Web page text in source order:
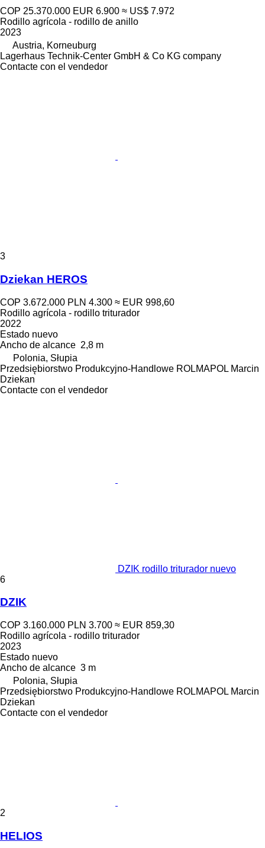
COP 25.370.000 EUR 6.900 ≈ US$ 7.972
Rodillo agrícola - rodillo de anillo
2023
Austria, Korneuburg
Lagerhaus Technik-Center GmbH & Co KG company
Contacte con el vendedor
3
Dziekan HEROS
COP 3.672.000 PLN 4.300 ≈ EUR 998,60
Rodillo agrícola - rodillo triturador
2022
Estado nuevo
Ancho de alcance 2,8 m
Polonia, Słupia
Przedsiębiorstwo Produkcyjno-Handlowe ROLMAPOL Marcin
Dziekan
Contacte con el vendedor
DZIK rodillo triturador nuevo
6
DZIK
COP 3.160.000 PLN 3.700 ≈ EUR 859,30
Rodillo agrícola - rodillo triturador
2023
Estado nuevo
Ancho de alcance 3 m
Polonia, Słupia
Przedsiębiorstwo Produkcyjno-Handlowe ROLMAPOL Marcin
Dziekan
Contacte con el vendedor
2
HELIOS